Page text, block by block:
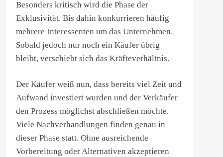
Besonders kritisch wird die Phase der
Exklusivität. Bis dahin konkurrieren häufig
mehrere Interessenten um das Unternehmen.
Sobald jedoch nur noch ein Käufer übrig
bleibt, verschiebt sich das Kräfteverhältnis.
Der Käufer weiß nun, dass bereits viel Zeit und
Aufwand investiert wurden und der Verkäufer
den Prozess möglichst abschließen möchte.
Viele Nachverhandlungen finden genau in
dieser Phase statt. Ohne ausreichende
Vorbereitung oder Alternativen akzeptieren